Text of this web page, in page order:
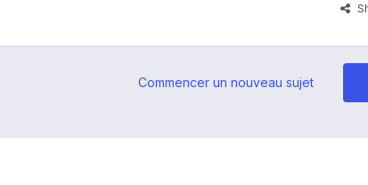
Commencer un nouveau sujet